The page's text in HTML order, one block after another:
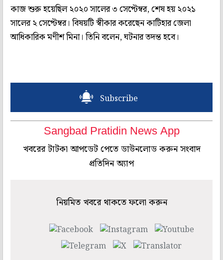
কাজ শুরু হয়েছিল ২০২০ সালের ৩ সেপ্টেম্বর, শেষ হয় ২০২১
সালের ২ সেপ্টেম্বর। বিষয়টি স্বীকার করেছেন কাটিহার জেলা
আধিকারিক মণীশ মিনা। তিনি বলেন, ঘটনার তদন্ত হবে।
Subscribe
Sangbad Pratidin News App
খবরের টাটকা আপডেট পেতে ডাউনলোড করুন সংবাদ
প্রতিদিন অ্যাপ
নিয়মিত খবরে থাকতে ফলো করুন